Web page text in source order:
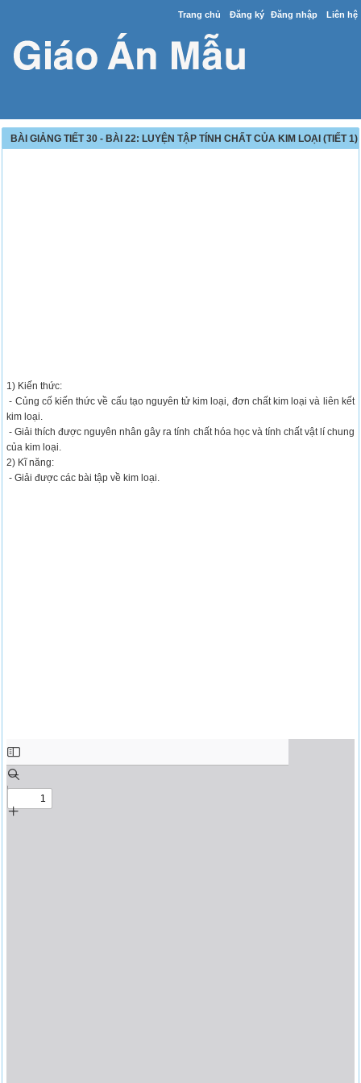
Trang chủ Đăng ký Đăng nhập Liên hệ
BÀI GIẢNG TIẾT 30 - BÀI 22: LUYỆN TẬP TÍNH CHẤT CỦA KIM LOẠI (TIẾT 1)
1) Kiến thức:
- Củng cố kiến thức về cấu tạo nguyên tử kim loại, đơn chất kim loại và liên kết
kim loại.
- Giải thích được nguyên nhân gây ra tính chất hóa học và tính chất vật lí chung
của kim loại.
2) Kĩ năng:
- Giải được các bài tập về kim loại.